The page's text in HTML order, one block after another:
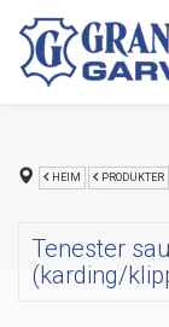
HEIM PRODUKTER
Tenester
(karding/